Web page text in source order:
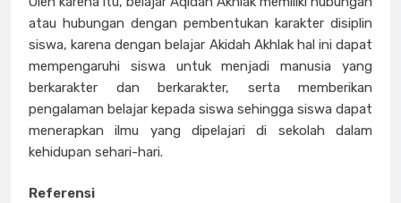
atau hubungan dengan pembentukan karakter disiplin
siswa, karena dengan belajar Akidah Akhlak hal ini dapat
mempengaruhi siswa untuk menjadi manusia yang
berkarakter dan berkarakter, serta memberikan
pengalaman belajar kepada siswa sehingga siswa dapat
menerapkan ilmu yang dipelajari di sekolah dalam
kehidupan sehari-hari.
Referensi